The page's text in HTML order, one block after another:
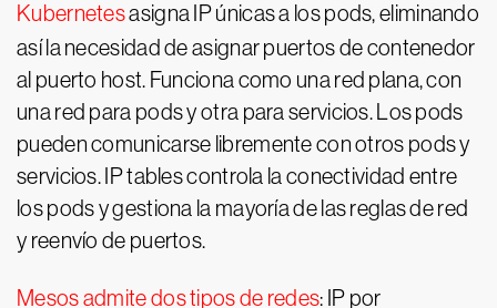
Kubernetesasigna IP únicas a los pods, eliminando
así la necesidad de asignar puertos de contenedor
al puerto host. Funciona como una red plana, con
una red para pods y otra para servicios. Los pods
pueden comunicarse libremente con otros pods y
servicios. IP tables controla la conectividad entre
los pods y gestiona la mayoría de las reglas de red
y reenvío de puertos.
Mesos admite dos tipos de redes: IP por